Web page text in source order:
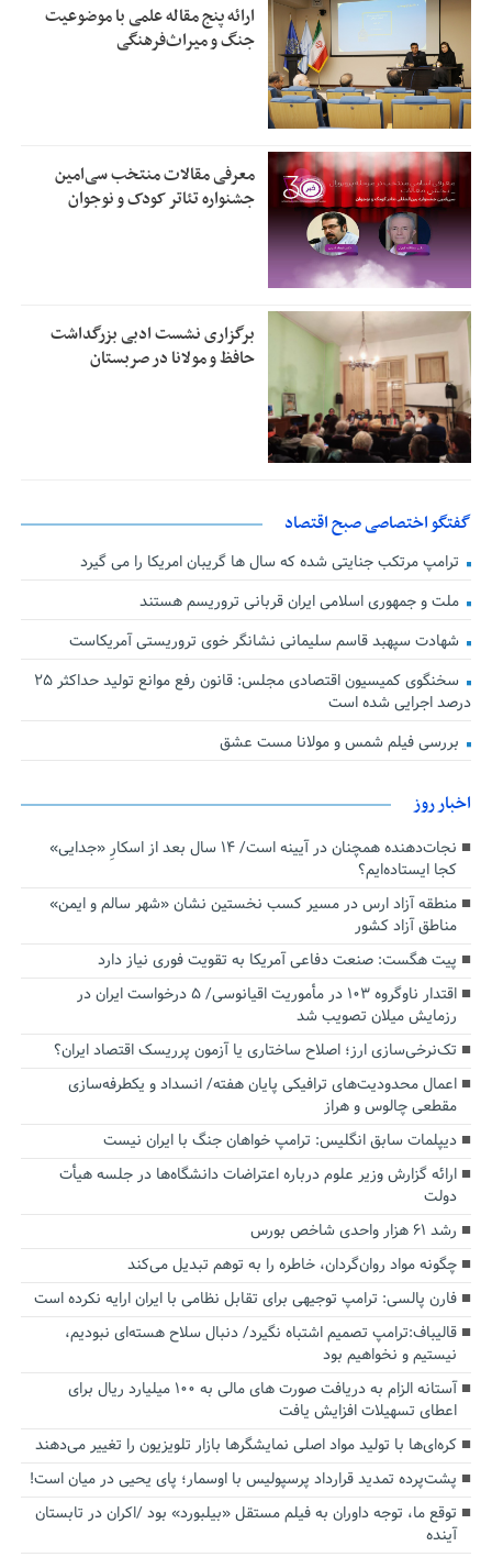
ارائه پنج مقاله علمی با موضوعیت
جنگ و میراث‌فرهنگی
معرفی مقالات منتخب سی‌امین
جشنواره تئاتر کودک و نوجوان
برگزاری نشست ادبی بزرگداشت
حافظ و مولانا در صربستان
گفتگو اختصاصی صبح اقتصاد
ترامپ مرتکب جنایتی شده که سال ها گریبان امریکا را می گیرد
ملت و جمهوری اسلامی ایران قربانی تروریسم هستند
شهادت سپهبد قاسم سلیمانی نشانگر خوی تروریستی آمریکاست
سخنگوی کمیسیون اقتصادی مجلس: قانون رفع موانع تولید حداکثر ۲۵
درصد اجرایی شده است
بررسی فیلم شمس و مولانا مست عشق
اخبار روز
نجات‌دهنده‌ همچنان در آیینه است/ ۱۴ سال بعد از اسکارِ «جدایی»
کجا ایستاده‌ایم؟
منطقه آزاد ارس در مسیر کسب نخستین نشان «شهر سالم و ایمن»
مناطق آزاد کشور
پیت هگست: صنعت دفاعی آمریکا به تقویت فوری نیاز دارد
اقتدار ناوگروه ۱۰۳ در مأموریت‌ اقیانوسی/ ۵ درخواست ایران در
رزمایش میلان تصویب شد
تک‌نرخی‌سازی ارز؛ اصلاح ساختاری یا آزمون پرریسک اقتصاد ایران؟
اعمال محدودیت‌های ترافیکی پایان هفته/ انسداد و یکطرفه‌سازی
مقطعی چالوس و هراز
دیپلمات سابق انگلیس:‌ ترامپ خواهان جنگ با ایران نیست
ارائه گزارش وزیر علوم درباره اعتراضات دانشگاه‌ها در جلسه هیأت
دولت
رشد ۶۱ هزار واحدی شاخص بورس
چگونه مواد روان‌گردان، خاطره را به توهم تبدیل می‌کند
فارن پالسی: ترامپ توجیهی برای تقابل نظامی با ایران ارایه نکرده است
قالیباف:ترامپ تصمیم اشتباه نگیرد/ دنبال سلاح هسته‌ای نبودیم،
نیستیم و نخواهیم بود
آستانه الزام به دریافت صورت های مالی به ۱۰۰ میلیارد ریال برای
اعطای تسهیلات افزایش یافت
کره‌ای‌ها با تولید مواد اصلی نمایشگرها بازار تلویزیون را تغییر می‌دهند
پشت‌پرده تمدید قرارداد پرسپولیس با اوسمار؛ پای یحیی در میان است!
توقع ما، توجه داوران به فیلم مستقل «بیلبورد» بود /اکران در تابستان
آینده